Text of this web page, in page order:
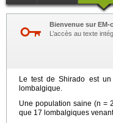
Bienvenue sur
L’accès au texte
Le test de Shirado est un
lombalgique.
Une population saine (n =
que 17 lombalgiques